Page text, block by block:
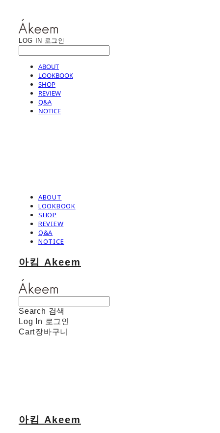
LOG IN 로그인
ABOUT
LOOKBOOK
SHOP
REVIEW
Q&A
NOTICE
ABOUT
LOOKBOOK
SHOP
REVIEW
Q&A
NOTICE
아킴 Akeem
Search 검색
Log In 로그인
Cart장바구니
아킴 Akeem